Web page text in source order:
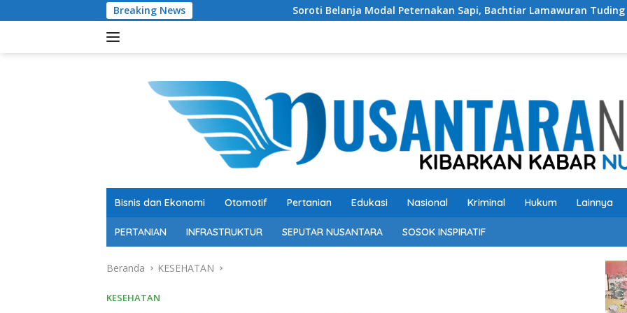
ke
Breaking NewsSoroti Belanja Modal Peternakan Sapi, Bachtiar Lamawuran Tuding Pemda Flotim
Bisnis dan Ekonomi Otomotif Pertanian Edukasi Nasional Kriminal Hukum Lainnya
PERTANIAN INFRASTRUKTUR SEPUTAR NUSANTARA SOSOK INSPIRATIF
Beranda KESEHATAN
KESEHATAN